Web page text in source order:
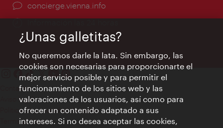
concierge.vienna.info
Contacto
Aviso legal
Política de privacidad de datos
Terms of Use
¿Unas galletitas?
No queremos darle la lata. Sin embargo, las
cookies son necesarias para proporcionarte el
mejor servicio posible y para permitir el
funcionamiento de los sitios web y las
valoraciones de los usuarios, así como para
ofrecer un contenido adaptado a sus
intereses. Si no desea aceptar las cookies,